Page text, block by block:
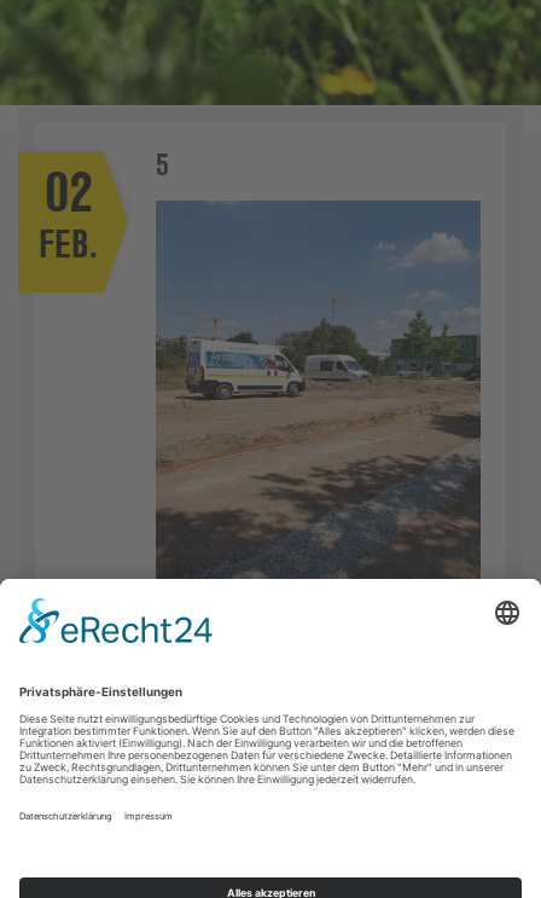
5
02
FEB.
FACEBOOK INSTAGRAM
YOUTUBE